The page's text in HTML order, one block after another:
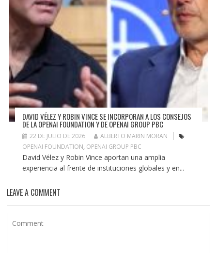
DAVID VÉLEZ Y ROBIN VINCE SE INCORPORAN A LOS CONSEJOS
DE LA OPENAI FOUNDATION Y DE OPENAI GROUP PBC
22 DE JULIO DE 2026
ALBERTO MARIN MORAN
OPENAI FOUNDATION, OPENAI GROUP PBC
David Vélez y Robin Vince aportan una amplia
experiencia al frente de instituciones globales y en...
LEAVE A COMMENT